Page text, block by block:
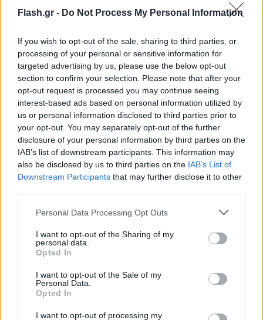
Flash.gr - Do Not Process My Personal Information
If you wish to opt-out of the sale, sharing to third parties, or
processing of your personal or sensitive information for
targeted advertising by us, please use the below opt-out
section to confirm your selection. Please note that after your
opt-out request is processed you may continue seeing
interest-based ads based on personal information utilized by
us or personal information disclosed to third parties prior to
your opt-out. You may separately opt-out of the further
disclosure of your personal information by third parties on the
IAB’s list of downstream participants. This information may
also be disclosed by us to third parties on the IAB’s List of
Downstream Participants that may further disclose it to other
Please note that this website/app uses one or more Google
not limited to your visit or usage behaviour. You may click to
grant or deny consent to Google and its third-party tags to
use your data for below specified purposes in below Google
consent section.
Personal Data Processing Opt Outs
I want to opt-out of the Sharing of my
personal data.
Opted In
I want to opt-out of the Sale of my
Personal Data.
Opted In
I want to opt-out of processing my
Μεχίας (78? Σίλβα), Ουές, Ρομαό, Ματίγια, Περέιρα
(56? Κυνηγόπουλος), Βασιλόγιαννης (78?
Μουστακόπουλος), Ντεμέτριους (86? Τσιντώνης),
Λουκίνας (86? Ιωαννίδης).